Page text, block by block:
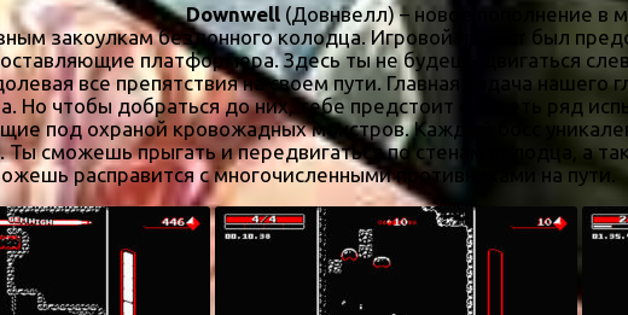
Downwell (Довнвелл) – новое пополнение в
закоулкам бездонного колодца. Игровой проект был
платформера. Здесь ты не будешь двигаться
все препятствия на своем пути. Главная задача
Но чтобы добраться до них, тебе предстоит одолеть ряд
под охраной кровожадных монстров. Каждый босс
сможешь прыгать и передвигаться по стенам колодца, а
расправится с многочисленными противниками на пути.